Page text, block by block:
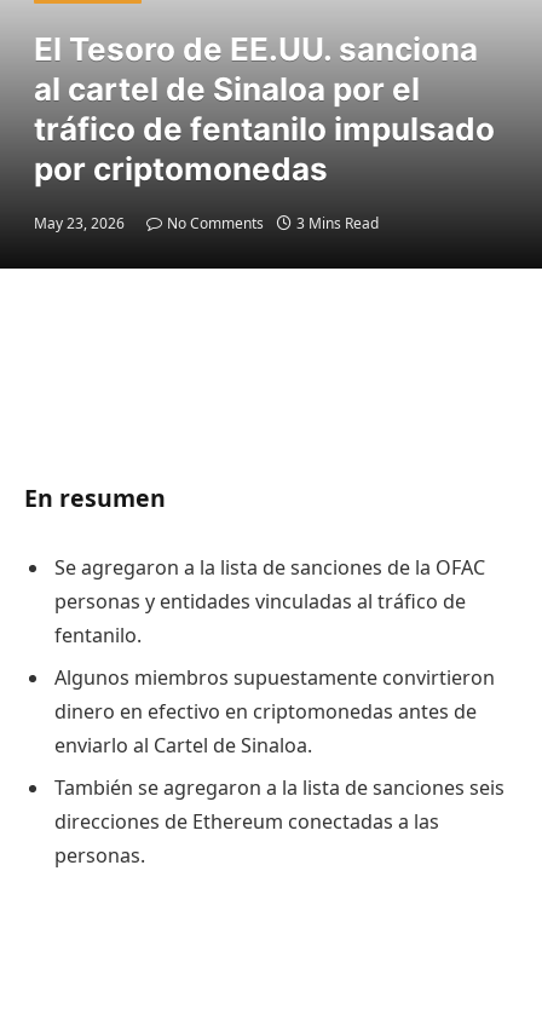
El Tesoro de EE.UU. sanciona
al cartel de Sinaloa por el
tráfico de fentanilo impulsado
por criptomonedas
May 23, 2026 No Comments 3 Mins Read
En resumen
Se agregaron a la lista de sanciones de la OFAC
personas y entidades vinculadas al tráfico de
fentanilo.
Algunos miembros supuestamente convirtieron
dinero en efectivo en criptomonedas antes de
enviarlo al Cartel de Sinaloa.
También se agregaron a la lista de sanciones seis
direcciones de Ethereum conectadas a las
personas.